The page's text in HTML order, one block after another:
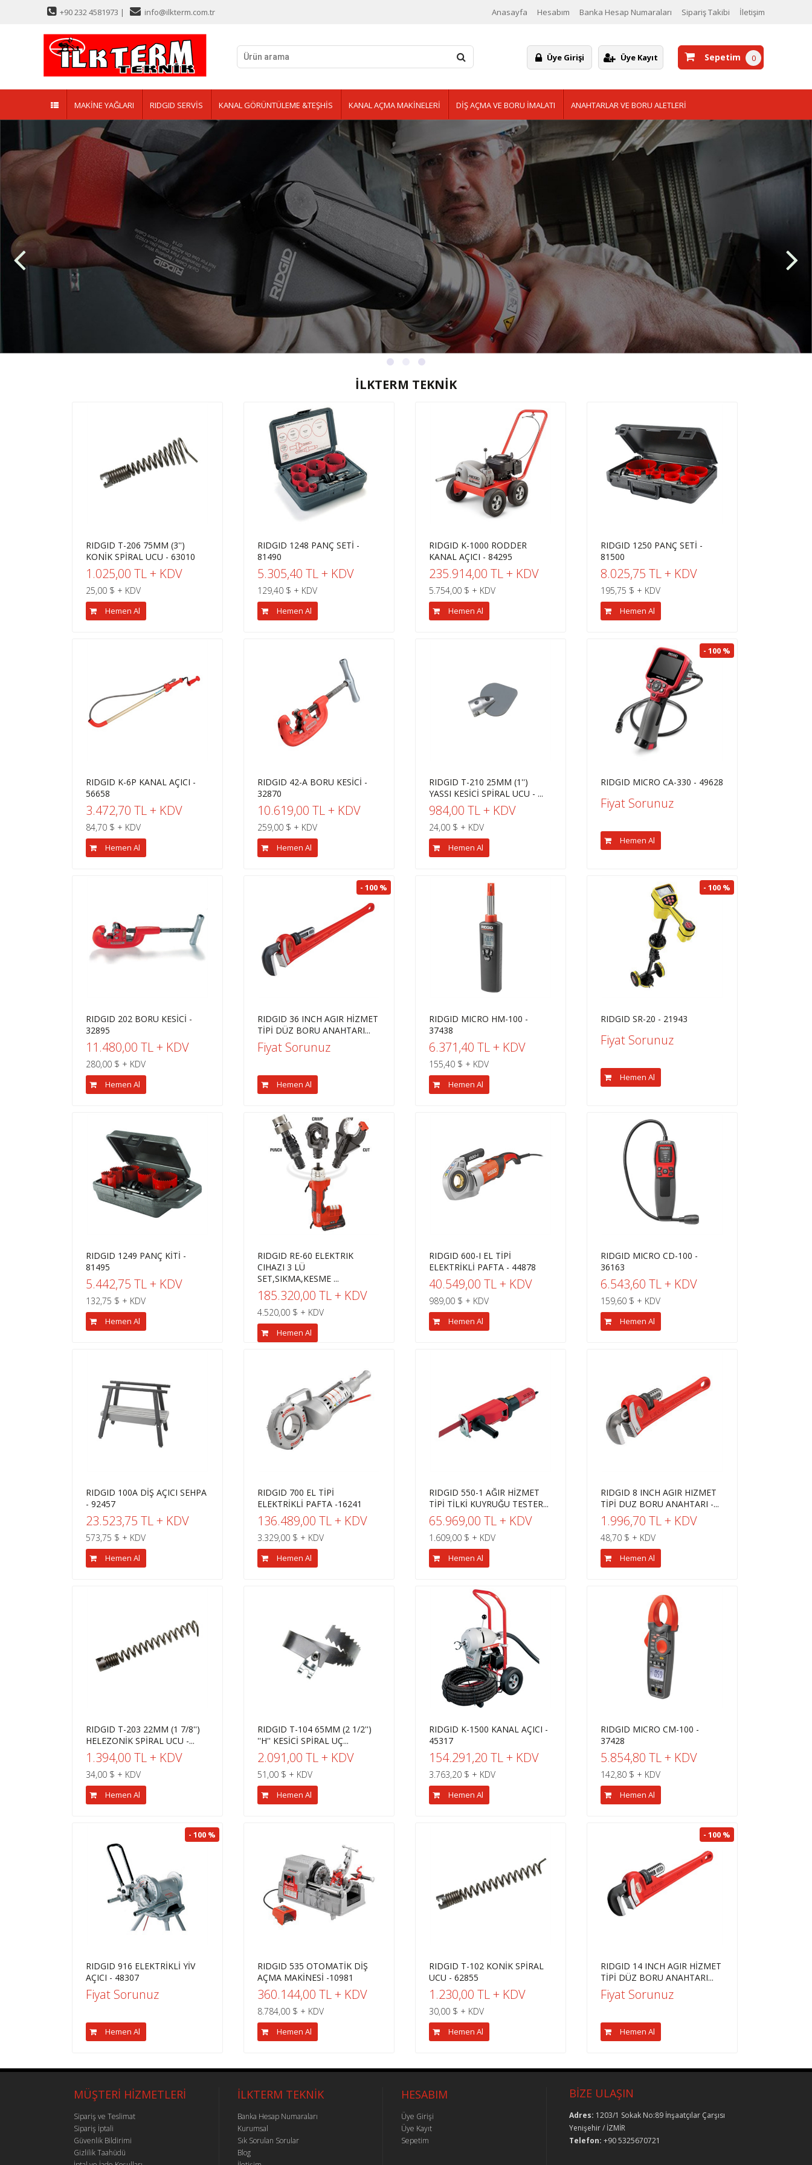
+90 232 4581973 | info@ilkterm.com.tr İletişim
Sipariş Takibi
Banka Hesap Numaraları
Hesabım
Anasayfa
Üye Girişi Üye Kayıt Sepetim 0
MAKİNE YAĞLARI RIDGID SERVİS KANAL GÖRÜNTÜLEME &TEŞHİS KANAL AÇMA MAKİNELERİ DİŞ AÇMA VE BORU İMALATI ANAHTARLAR VE BORU ALETLERİ
İLKTERM TEKNİK
RIDGID T-206 75MM (3'')
KONİK SPİRAL UCU - 63010
1.025,00 TL + KDV
25,00 $ + KDV
Hemen Al
RIDGID 1248 PANÇ SETİ -
81490
5.305,40 TL + KDV
129,40 $ + KDV
Hemen Al
RIDGID K-1000 RODDER
KANAL AÇICI - 84295
235.914,00 TL + KDV
5.754,00 $ + KDV
Hemen Al
RIDGID 1250 PANÇ SETİ -
81500
8.025,75 TL + KDV
195,75 $ + KDV
Hemen Al
RIDGID K-6P KANAL AÇICI -
56658
3.472,70 TL + KDV
84,70 $ + KDV
Hemen Al
RIDGID 42-A BORU KESİCİ -
32870
10.619,00 TL + KDV
259,00 $ + KDV
Hemen Al
RIDGID T-210 25MM (1'')
YASSI KESİCİ SPİRAL UCU - ...
984,00 TL + KDV
24,00 $ + KDV
Hemen Al
- 100 %
RIDGID MICRO CA-330 - 49628
Fiyat Sorunuz
Hemen Al
RIDGID 202 BORU KESİCİ -
32895
11.480,00 TL + KDV
280,00 $ + KDV
Hemen Al
- 100 %
RIDGID 36 INCH AGIR HİZMET
TİPİ DÜZ BORU ANAHTARI...
Fiyat Sorunuz
Hemen Al
RIDGID MICRO HM-100 -
37438
6.371,40 TL + KDV
155,40 $ + KDV
Hemen Al
- 100 %
RIDGID SR-20 - 21943
Fiyat Sorunuz
Hemen Al
RIDGID 1249 PANÇ KİTİ -
81495
5.442,75 TL + KDV
132,75 $ + KDV
Hemen Al
RIDGID RE-60 ELEKTRIK
CIHAZI 3 LÜ
SET,SIKMA,KESME ...
185.320,00 TL + KDV
4.520,00 $ + KDV
Hemen Al
RIDGID 600-I EL TİPİ
ELEKTRİKLİ PAFTA - 44878
40.549,00 TL + KDV
989,00 $ + KDV
Hemen Al
RIDGID MICRO CD-100 -
36163
6.543,60 TL + KDV
159,60 $ + KDV
Hemen Al
RIDGID 100A DİŞ AÇICI SEHPA
- 92457
23.523,75 TL + KDV
573,75 $ + KDV
Hemen Al
RIDGID 700 EL TİPİ
ELEKTRİKLİ PAFTA -16241
136.489,00 TL + KDV
3.329,00 $ + KDV
Hemen Al
RIDGID 550-1 AĞIR HİZMET
TİPİ TİLKİ KUYRUĞU TESTER...
65.969,00 TL + KDV
1.609,00 $ + KDV
Hemen Al
RIDGID 8 INCH AGIR HIZMET
TİPİ DUZ BORU ANAHTARI -...
1.996,70 TL + KDV
48,70 $ + KDV
Hemen Al
RIDGID T-203 22MM (1 7/8'')
HELEZONİK SPİRAL UCU -...
1.394,00 TL + KDV
34,00 $ + KDV
Hemen Al
RIDGID T-104 65MM (2 1/2'')
''H'' KESİCİ SPİRAL UÇ...
2.091,00 TL + KDV
51,00 $ + KDV
Hemen Al
RIDGID K-1500 KANAL AÇICI -
45317
154.291,20 TL + KDV
3.763,20 $ + KDV
Hemen Al
RIDGID MICRO CM-100 -
37428
5.854,80 TL + KDV
142,80 $ + KDV
Hemen Al
- 100 %
RIDGID 916 ELEKTRİKLİ YİV
AÇICI - 48307
Fiyat Sorunuz
Hemen Al
RIDGID 535 OTOMATİK DİŞ
AÇMA MAKİNESİ -10981
360.144,00 TL + KDV
8.784,00 $ + KDV
Hemen Al
RIDGID T-102 KONİK SPİRAL
UCU - 62855
1.230,00 TL + KDV
30,00 $ + KDV
Hemen Al
- 100 %
RIDGID 14 INCH AGIR HİZMET
TİPİ DÜZ BORU ANAHTARI...
Fiyat Sorunuz
Hemen Al
MÜŞTERİ HİZMETLERİ
Sipariş ve Teslimat
Sipariş İptali
Güvenlik Bildirimi
Gizlilik Taahüdü
İLKTERM TEKNİK
Banka Hesap Numaraları
Kurumsal
Sık Sorulan Sorular
Blog
HESABIM
Üye Girişi
Üye Kayıt
Sepetim
BİZE ULAŞIN
Adres: 1203/1 Sokak No:89 İnşaatçılar Çarşısı
Yenişehir / İZMİR
Telefon: +90 5325670721